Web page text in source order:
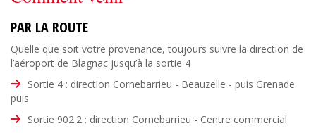
PAR LA ROUTE
Quelle que soit votre provenance, toujours suivre la direction de
l’aéroport de Blagnac jusqu’à la sortie 4
Sortie 4 : direction Cornebarrieu - Beauzelle - puis Grenade
puis
Sortie 902.2 : direction Cornebarrieu - Centre commercial